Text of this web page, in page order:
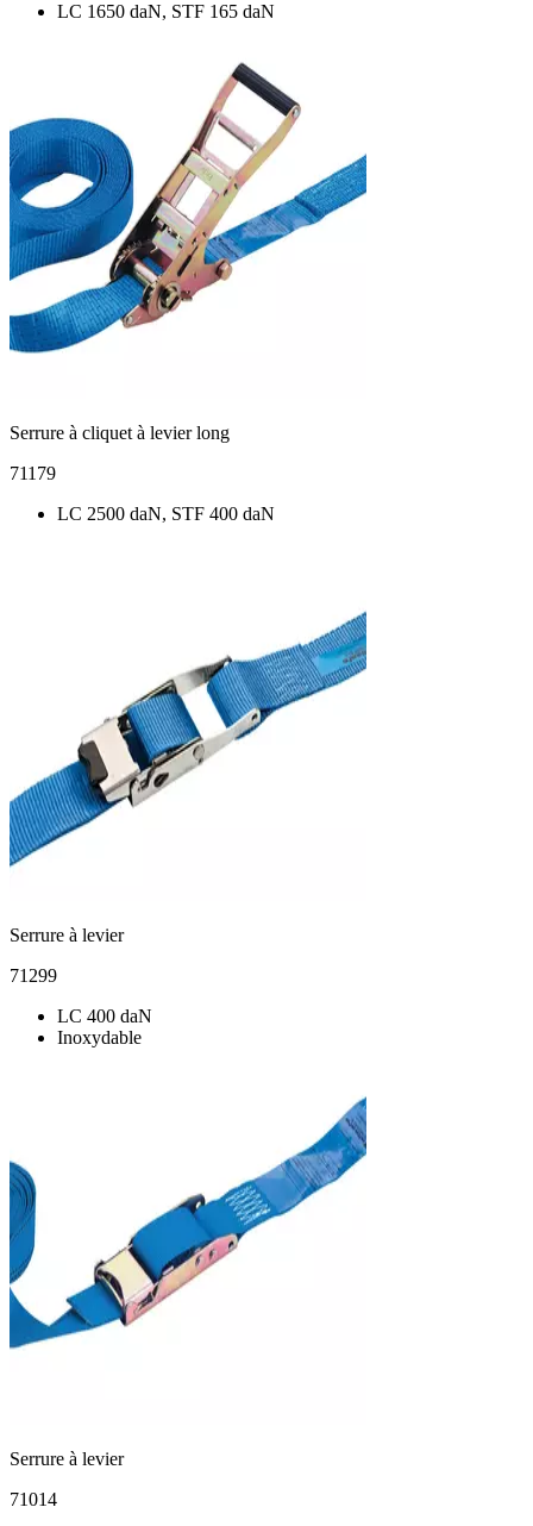
LC 1650 daN, STF 165 daN
Serrure à cliquet à levier long
71179
LC 2500 daN, STF 400 daN
Serrure à levier
71299
LC 400 daN
Inoxydable
Serrure à levier
71014